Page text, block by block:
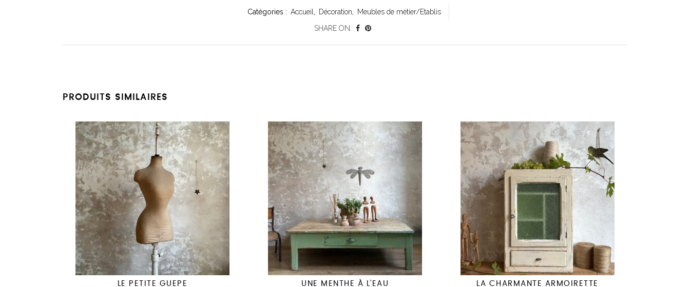
Catégories : Accueil Décoration
Meubles de métier/Etablis
SHARE ON:
PRODUITS SIMILAIRES
LE PETITE GUEPE UNE MENTHE À L’EAU LA CHARMANTE ARMOIRETTE